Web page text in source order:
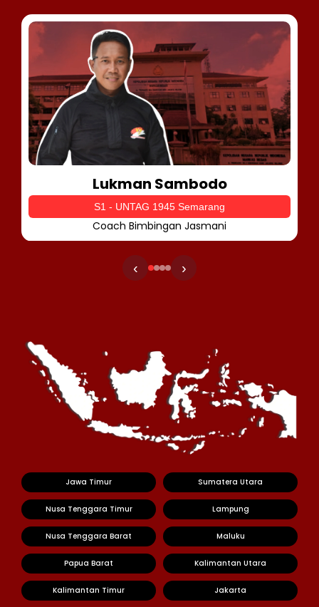
Lukman Sambodo
S1 - UNTAG 1945 Semarang
Coach Bimbingan Jasmani
‹ ›
Jawa Timur Sumatera Utara
Nusa Tenggara Timur Lampung
Nusa Tenggara Barat Maluku
Papua Barat Kalimantan Utara
Kalimantan Timur Jakarta